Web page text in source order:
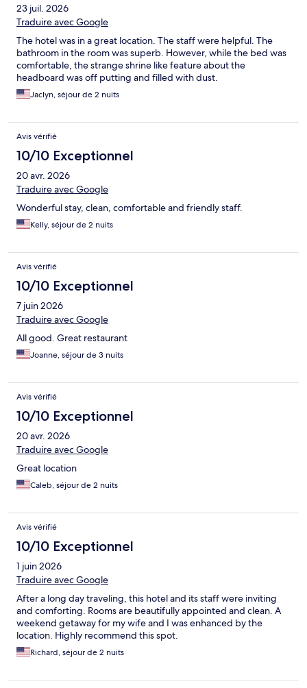
23 juil. 2026
Traduire avec Google
The hotel was in a great location. The staff were helpful. The
bathroom in the room was superb. However, while the bed was
comfortable, the strange shrine like feature about the
headboard was off putting and filled with dust.
Jaclyn, séjour de 2 nuits
Avis vérifié
10/10 Exceptionnel
20 avr. 2026
Traduire avec Google
Wonderful stay, clean, comfortable and friendly staff.
Kelly, séjour de 2 nuits
Avis vérifié
10/10 Exceptionnel
7 juin 2026
Traduire avec Google
All good. Great restaurant
Joanne, séjour de 3 nuits
Avis vérifié
10/10 Exceptionnel
20 avr. 2026
Traduire avec Google
Great location
Caleb, séjour de 2 nuits
Avis vérifié
10/10 Exceptionnel
1 juin 2026
Traduire avec Google
After a long day traveling, this hotel and its staff were inviting
and comforting. Rooms are beautifully appointed and clean. A
weekend getaway for my wife and I was enhanced by the
location. Highly recommend this spot.
Richard, séjour de 2 nuits